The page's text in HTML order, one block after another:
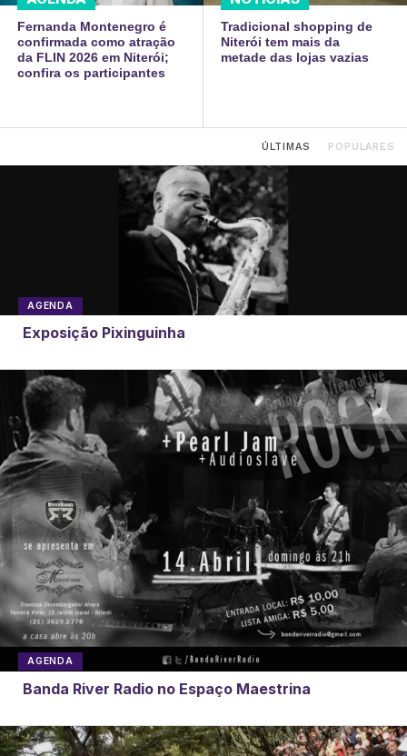
Fernanda Montenegro é
confirmada como atração
da FLIN 2026 em Niterói;
confira os participantes
Tradicional shopping de
Niterói tem mais da
metade das lojas vazias
ÚLTIMAS POPULARES
AGENDA
Exposição Pixinguinha
AGENDA
Banda River Radio no Espaço Maestrina